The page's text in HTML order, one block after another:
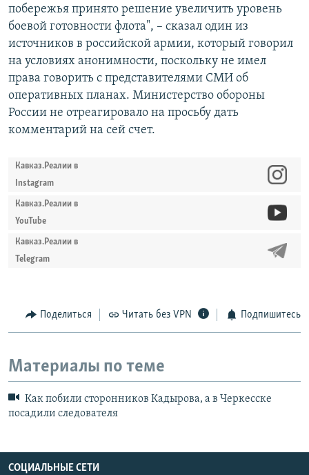
побережья принято решение увеличить уровень
боевой готовности флота", – сказал один из
источников в российской армии, который говорил
на условиях анонимности, поскольку не имел
права говорить с представителями СМИ об
оперативных планах. Министерство обороны
России не отреагировало на просьбу дать
комментарий на сей счет.
Кавказ.Реалии в
Instagram
Кавказ.Реалии в
YouTube
Кавказ.Реалии в
Telegram
Поделиться Читать без VPN Подпишитесь
Материалы по теме
Как побили сторонников Кадырова, а в Черкесске
посадили следователя
СОЦИАЛЬНЫЕ СЕТИ